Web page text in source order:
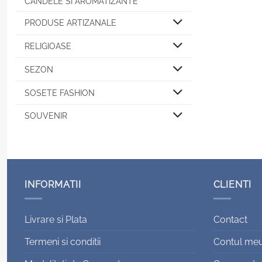
PRODUSE ARTIZANALE
RELIGIOASE
SEZON
SOSETE FASHION
SOUVENIR
INFORMATII
Livrare si Plata
Termeni si conditii
CLIENTI
Contact
Contul